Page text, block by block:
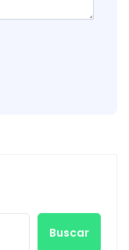
Buscar